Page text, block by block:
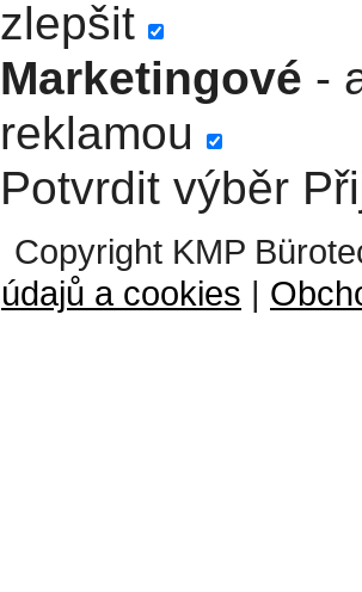
zlepšit
Marketingové -
reklamou
Potvrdit výběr
Copyright KMP
údajů a cookies |